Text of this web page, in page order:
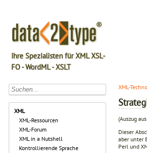
Ihre Spezialisten für XML XSL-
FO - WordML - XSLT
XML
XML-Ressourcen
XML-Forum
XML in a Nutshell
Kontrollierende Sprache
XML-
(Auszug
Dieser
aber unter
Perl und